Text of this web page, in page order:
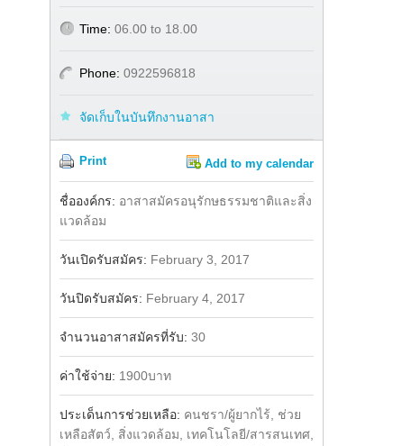
Time: 06.00 to 18.00
Phone: 0922596818
จัดเก็บในบันทึกงานอาสา
Print Add to my calendar
Facebook
ชื่อองค์กร: อาสาสมัครอนุรักษธรรมชาติและสิ่ง
แวดล้อม
วันเปิดรับสมัคร: February 3, 2017
วันปิดรับสมัคร: February 4, 2017
จำนวนอาสาสมัครที่รับ: 30
ค่าใช้จ่าย: 1900บาท
ประเด็นการช่วยเหลือ: คนชรา/ผู้ยากไร้, ช่วย
เหลือสัตว์, สิ่งแวดล้อม, เทคโนโลยี/สารสนเทศ,